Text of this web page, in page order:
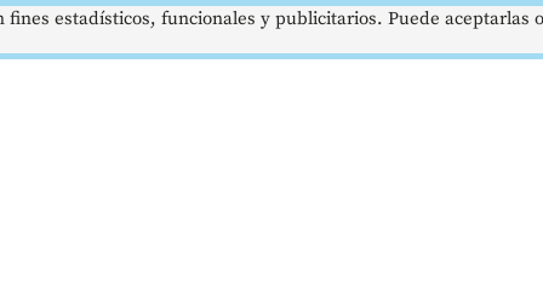
estadísticos, funcionales y publicitarios. Puede aceptarlas